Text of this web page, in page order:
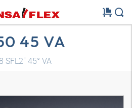
45 VA
SFL2" 45° VA